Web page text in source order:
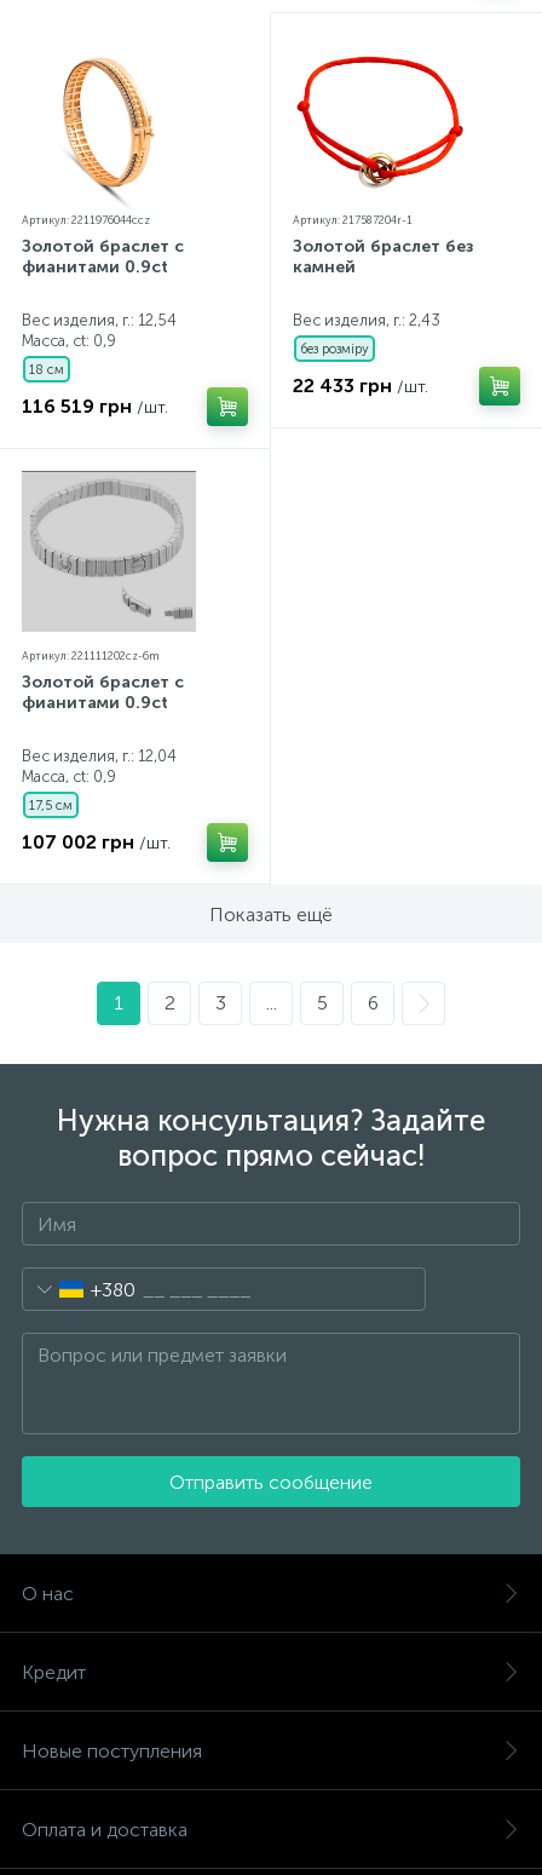
Артикул: 2211976044ccz
Золотой браслет с
фианитами 0.9ct
Вес изделия, г.: 12,54
Масса, ct: 0,9
18 см
116 519 грн /шт.
Артикул: 217587204r-1
Золотой браслет без
камней
Вес изделия, г.: 2,43
без розміру
22 433 грн /шт.
Артикул: 221111202cz-6m
Золотой браслет с
фианитами 0.9ct
Вес изделия, г.: 12,04
Масса, ct: 0,9
17,5 см
107 002 грн /шт.
Показать ещё
1 2 3 ... 5 6
Нужна консультация? Задайте
вопрос прямо сейчас!
+380
Отправить сообщение
О нас
Кредит
Новые поступления
Оплата и доставка